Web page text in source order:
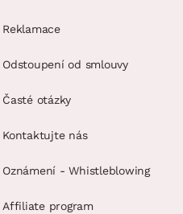
Reklamace
Odstoupení od smlouvy
Časté otázky
Kontaktujte nás
Oznámení - Whistleblowing
Affiliate program